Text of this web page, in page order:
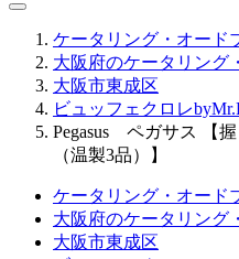
ケータリング・オード
大阪府のケータリング
大阪市東成区
ビュッフェクロレ
Pegasus ペガサス 【
（温製3品）】
ケータリング・オード
大阪府のケータリング
大阪市東成区